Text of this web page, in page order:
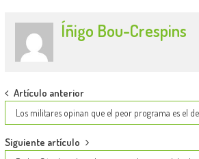
Íñigo Bou-Crespins
Post
navigation
Artículo anterior
Los militares opinan que el peor programa es el
Siguiente artículo